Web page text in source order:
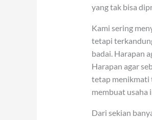
yang tak bisa
Kami sering
tetapi
badai. Harapan
Harapan agar
tetap menikmati
membuat usaha
Dari sekian